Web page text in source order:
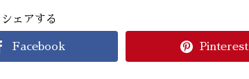
シェアする
Facebook Pinterest